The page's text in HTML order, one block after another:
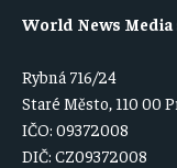
World News Media
Rybná 716/24
Staré Město, 110 00
IČO: 09372008
DIČ: CZ09372008